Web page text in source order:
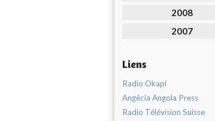
2008
2007
Liens
Radio Okapi
Angêcia Angola Press
Radio Télévision Suisse